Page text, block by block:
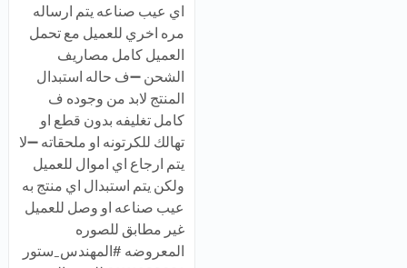
اي عيب صناعه يتم ارساله
مره اخري للعميل مع تحمل
العميل كامل مصاريف
الشحن ➖ف حاله استبدال
المنتج لابد من وجوده ف
كامل تغليفه بدون قطع او
تهالك للكرتونه او ملحقاته ➖لا
يتم ارجاع اي اموال للعميل
ولكن يتم استبدال اي منتج به
عيب صناعه او وصل للعميل
غير مطابق للصوره
المعروضه #المهندس_ستور